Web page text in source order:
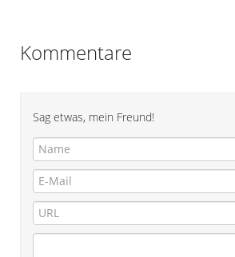
Kommentare
Sag etwas, mein Freund!